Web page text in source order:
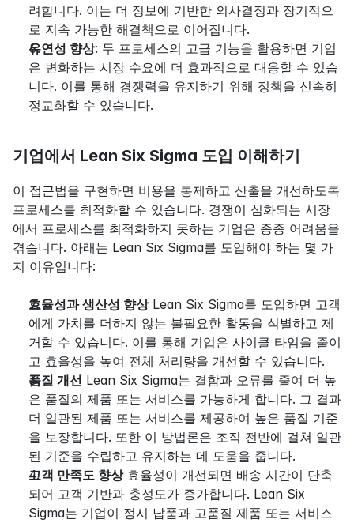
려합니다. 이는 더 정보에 기반한 의사결정과 장기적으
로 지속 가능한 해결책으로 이어집니다.
유연성 향상: 두 프로세스의 고급 기능을 활용하면 기업
은 변화하는 시장 수요에 더 효과적으로 대응할 수 있습
니다. 이를 통해 경쟁력을 유지하기 위해 정책을 신속히
정교화할 수 있습니다.
기업에서 Lean Six Sigma 도입 이해하기
이 접근법을 구현하면 비용을 통제하고 산출을 개선하도록
프로세스를 최적화할 수 있습니다. 경쟁이 심화되는 시장
에서 프로세스를 최적화하지 못하는 기업은 종종 어려움을
겪습니다. 아래는 Lean Six Sigma를 도입해야 하는 몇 가
지 이유입니다:
효율성과 생산성 향상 Lean Six Sigma를 도입하면 고객
에게 가치를 더하지 않는 불필요한 활동을 식별하고 제
거할 수 있습니다. 이를 통해 기업은 사이클 타임을 줄이
고 효율성을 높여 전체 처리량을 개선할 수 있습니다.
품질 개선 Lean Six Sigma는 결함과 오류를 줄여 더 높
은 품질의 제품 또는 서비스를 가능하게 합니다. 그 결과
더 일관된 제품 또는 서비스를 제공하여 높은 품질 기준
을 보장합니다. 또한 이 방법론은 조직 전반에 걸쳐 일관
된 기준을 수립하고 유지하는 데 도움을 줍니다.
고객 만족도 향상 효율성이 개선되면 배송 시간이 단축
되어 고객 기반과 충성도가 증가합니다. Lean Six
Sigma는 기업이 정시 납품과 고품질 제품 또는 서비스